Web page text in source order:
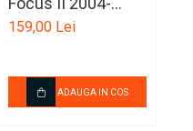
2011 Frogum
159,00 Lei
ADAUGA IN COS